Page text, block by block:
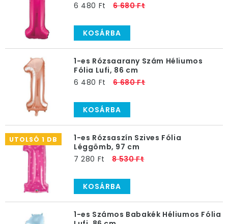
6 480 Ft
6 680 Ft
KOSÁRBA
1-es Rózsaarany Szám Héliumos
Fólia Lufi, 86 cm
6 480 Ft
6 680 Ft
KOSÁRBA
UTOLSÓ 1 DB
1-es Rózsaszín Szives Fólia
Léggömb, 97 cm
7 280 Ft
8 530 Ft
KOSÁRBA
1-es Számos Babakék Héliumos Fólia